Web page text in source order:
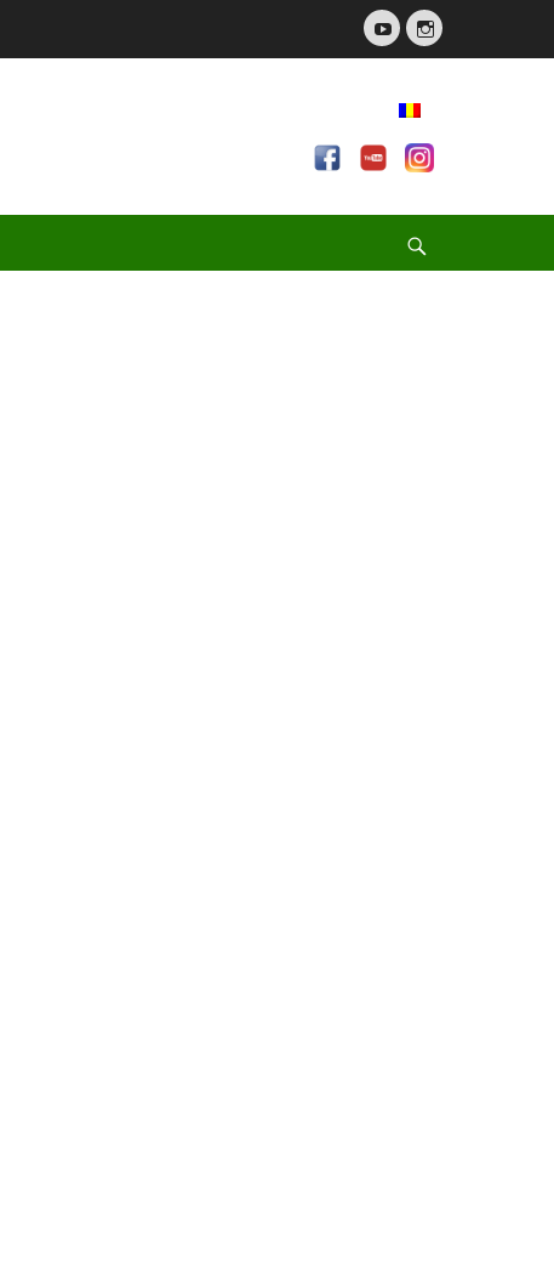
YouTubeInstagram